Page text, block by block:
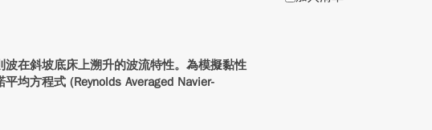
在斜坡底床上溯升的波流特性。為模擬黏性
均方程式 (Reynolds Averaged Navier-